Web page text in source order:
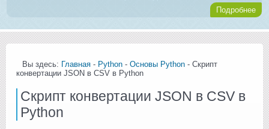
Подробнее
Вы здесь: Главная - Python - Основы Python - Скрипт
конвертации JSON в CSV в Python
Скрипт конвертации JSON в CSV в
Python